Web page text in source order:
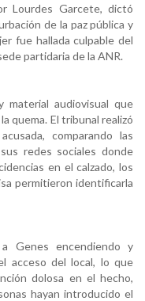
Lourdes Garcete, dictó
de la paz pública y
fue hallada culpable del
partidaria de la ANR.
audiovisual que
quema. El tribunal realizó
comparando las
redes sociales donde
en el calzado, los
permitieron identificarla
Genes encendiendo y
acceso del local, lo que
dolosa en el hecho,
hayan introducido el